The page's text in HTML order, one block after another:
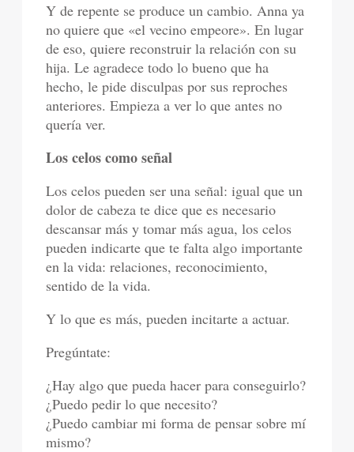
Y de repente se produce un cambio. Anna ya
no quiere que «el vecino empeore». En lugar
de eso, quiere reconstruir la relación con su
hija. Le agradece todo lo bueno que ha
hecho, le pide disculpas por sus reproches
anteriores. Empieza a ver lo que antes no
quería ver.
Los celos como señal
Los celos pueden ser una señal: igual que un
dolor de cabeza te dice que es necesario
descansar más y tomar más agua, los celos
pueden indicarte que te falta algo importante
en la vida: relaciones, reconocimiento,
sentido de la vida.
Y lo que es más, pueden incitarte a actuar.
Pregúntate:
¿Hay algo que pueda hacer para conseguirlo?
¿Puedo pedir lo que necesito?
¿Puedo cambiar mi forma de pensar sobre mí
mismo?